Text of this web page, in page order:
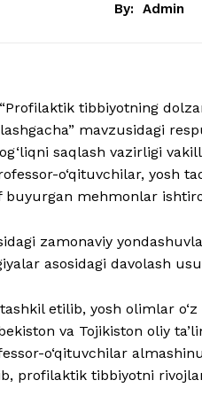
By: Admin
tibbiyotning
mavzusidagi
saqlash vazirligi
o‘qituvchilar, yosh
mehmonlar
zamonaviy
asosidagi davolash
etilib, yosh olimlar
va Tojikiston oliy
o‘qituvchilar
profilaktik tibbiyotni